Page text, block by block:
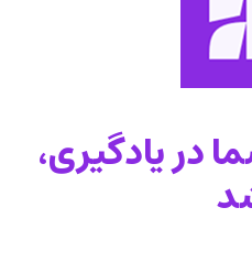
در یادگیری،